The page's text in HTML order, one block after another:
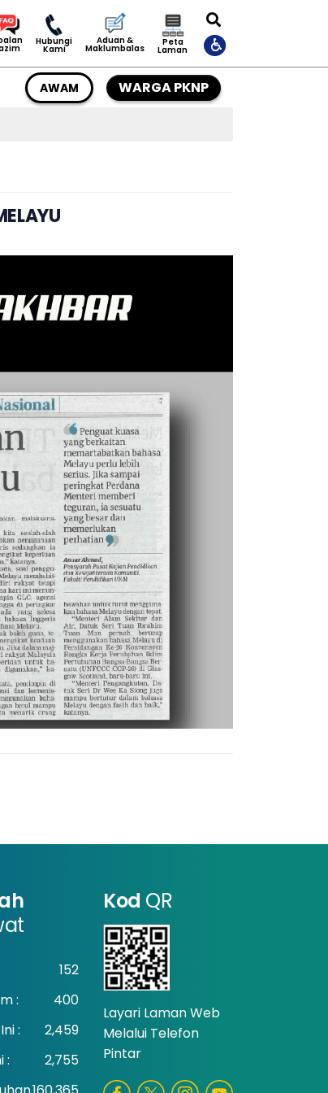
Hubungi
Kami
Aduan &
Maklumbalas
Peta
Laman
AWAM WARGA PKNP
152
:
400
:
2,459
:
2,755
Kod QR
Layari Laman Web
Melalui Telefon
Pintar